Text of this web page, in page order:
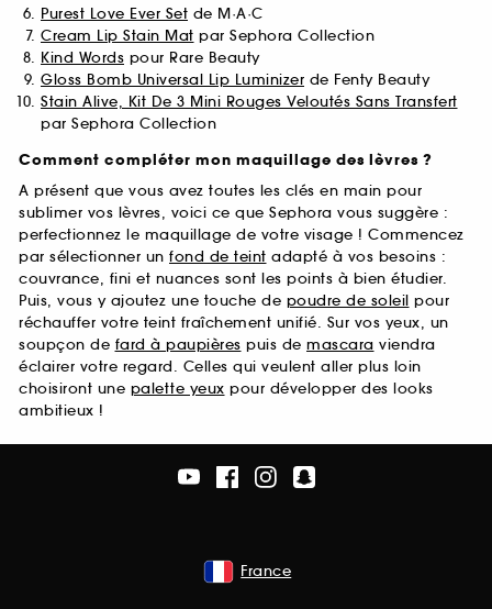
Purest Love Ever Set de M·A·C
Cream Lip Stain Mat par Sephora Collection
Kind Words pour Rare Beauty
Gloss Bomb Universal Lip Luminizer de Fenty Beauty
Stain Alive, Kit De 3 Mini Rouges Veloutés Sans Transfert
par Sephora Collection
Comment compléter mon maquillage des lèvres ?
A présent que vous avez toutes les clés en main pour
sublimer vos lèvres, voici ce que Sephora vous suggère :
perfectionnez le maquillage de votre visage ! Commencez
par sélectionner un fond de teint adapté à vos besoins :
couvrance, fini et nuances sont les points à bien étudier.
Puis, vous y ajoutez une touche de poudre de soleil pour
réchauffer votre teint fraîchement unifié. Sur vos yeux, un
soupçon de fard à paupières puis de mascara viendra
éclairer votre regard. Celles qui veulent aller plus loin
choisiront une palette yeux pour développer des looks
ambitieux !
France